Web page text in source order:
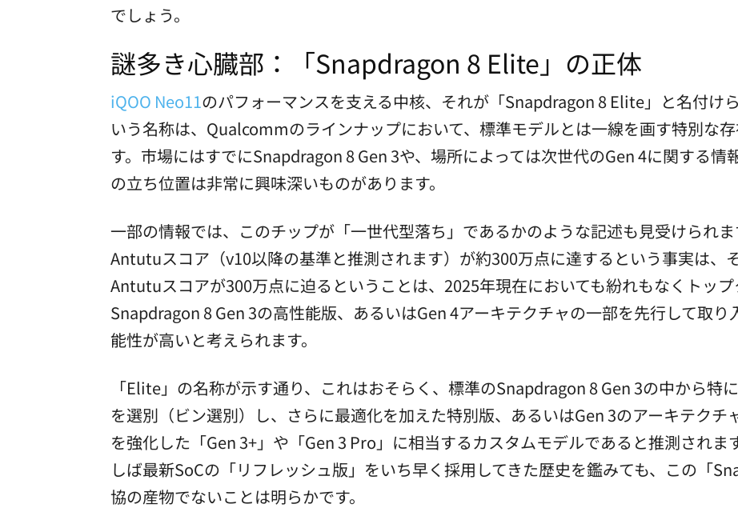
でしょう。
謎多き心臓部：「Snapdragon 8 Elite」の正体
iQOO Neo11のパフォーマンスを支える中核、それが「Snapdragon 8 Elite」と名付け
いう名称は、Qualcommのラインナップにおいて、標準モデルとは一線を画す特別な
す。市場にはすでにSnapdragon 8 Gen 3や、場所によっては次世代のGen 4に関する情
の立ち位置は非常に興味深いものがあります。
一部の情報では、このチップが「一世代型落ち」であるかのような記述も見受けられ
Antutuスコア（v10以降の基準と推測されます）が約300万点に達するという事実は、
Antutuスコアが300万点に迫るということは、2025年現在においても紛れもなくトップ
Snapdragon 8 Gen 3の高性能版、あるいはGen 4アーキテクチャの一部を先行して取
能性が高いと考えられます。
「Elite」の名称が示す通り、これはおそらく、標準のSnapdragon 8 Gen 3の中から特
を選別（ビン選別）し、さらに最適化を加えた特別版、あるいはGen 3のアーキテクチ
を強化した「Gen 3+」や「Gen 3 Pro」に相当するカスタムモデルであると推測されま
しば最新SoCの「リフレッシュ版」をいち早く採用してきた歴史を鑑みても、この「
協の産物でないことは明らかです。